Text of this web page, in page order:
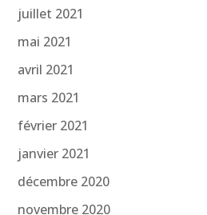
juillet 2021
mai 2021
avril 2021
mars 2021
février 2021
janvier 2021
décembre 2020
novembre 2020